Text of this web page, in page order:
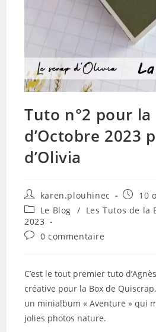
Tuto n°2 pour la
d’Octobre 2023
d’Olivia
Auteur/autrice
de
la
publication :
karen.plouhinec
publiée
10
Post
category:
Le Blog / Les Tutos de la
2023
Commentaires
publication :
0 commentaire
C’est le tout premier tuto
créative pour la Box de
un minialbum « Aventure » qui
jolies photos nature.